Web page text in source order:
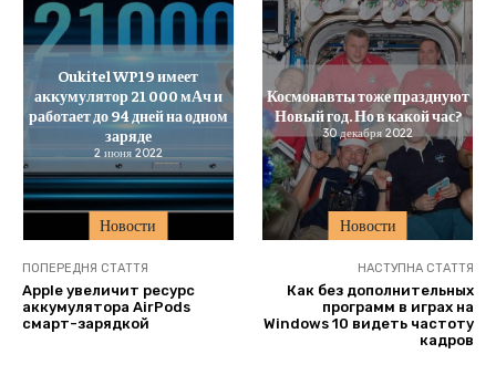
Новости
Oukitel WP19 имеет
аккумулятор 21 000 мАч и
работает до 94 дней на одном
заряде
2 июня 2022
Новости
Космонавты тоже празднуют
Новый год. Но в какой час?
30 декабря 2022
ПОПЕРЕДНЯ СТАТТЯ
Apple увеличит ресурс
аккумулятора AirPods
смарт-зарядкой
НАСТУПНА СТАТТЯ
Как без дополнительных
программ в играх на
Windows 10 видеть частоту
кадров